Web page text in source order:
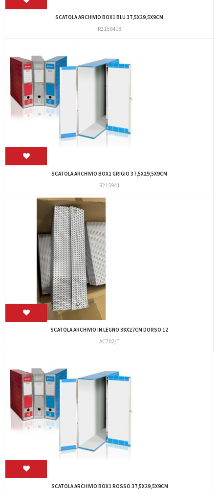
SCATOLA ARCHIVIO BOX1 BLU 37,5X29,5X9CM
R215941B
SCATOLA ARCHIVIO BOX1 GRIGIO 37,5X29,5X9CM
R215941
SCATOLA ARCHIVIO IN LEGNO 38X27CM DORSO 12
AC702/T
SCATOLA ARCHIVIO BOX1 ROSSO 37,5X29,5X9CM